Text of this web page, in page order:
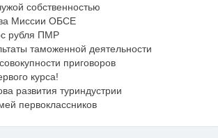
собственностью
Миссии ОБСЕ
рубля ПМР
таможенной деятельности
приговоров
курса!
развития туриндустрии
первоклассников